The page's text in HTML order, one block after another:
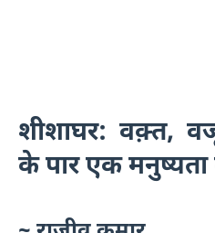
शीशाघर: वक़्त,
के पार एक